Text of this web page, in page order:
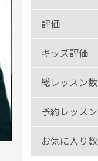
評価
キッズ評価
総レッスン数
予約レッスン
お気に入り数